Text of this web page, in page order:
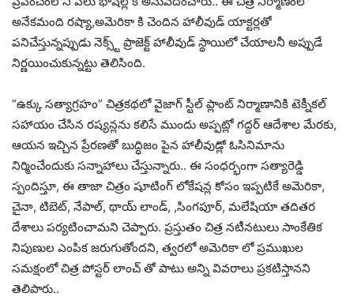
అనేకమంది రష్యా,అమెరికా కి చెందిన హాలీవుడ్ యాక్టర్లతో
పనిచేస్తున్నప్పుడు నెక్స్ట్ ప్రాజెక్ట్ హాలీవుడ్ స్థాయిలో చేయాలనీ అప్పుడే
నిర్ణయించుకున్నట్టు తెలిసింది.
“ఉక్కు సత్యాగ్రహం” చిత్రకథలో వైజాగ్ స్టీల్ ప్లాంట్ నిర్మాణానికి టెక్నీకల్
సహాయం చేసిన రష్యన్లను కలిసే ముందు అప్పట్లో గద్దర్ ఆదేశాల మేరకు,
ఆయన ఇచ్చిన ప్రేరణతో బుద్ధిజం పైన హాలీవుడ్లో ఓసినిమాను
నిర్మించేందుకు సన్నాహాలు చేస్తున్నారు.. ఈ సంధర్భంగా సత్యారెడ్డి
స్పందిస్తూ, ఈ తాజా చిత్రం షూటింగ్ లోకేషన్ల కోసం ఇప్పటికే అమెరికా,
చైనా, టిబెట్, నేపాల్, థాయ్ లాండ్, ,సింగపూర్, మలేషియా తదితర
దేశాలు పర్యటించామని చెప్పారు. ప్రస్తుతం చిత్ర నటీనటులు సాంకేతిక
నిపుణుల ఎంపిక జరుగుతోందని, త్వరలో అమెరికా లో ప్రముఖుల
సమక్షంలో చిత్ర పోస్టర్ లాంచ్ తో పాటు అన్ని వివరాలు ప్రకటిస్తానని
తెలిపారు..